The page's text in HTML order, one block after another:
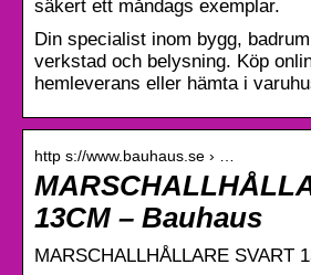
säkert ett måndags exemplar.
Din specialist inom bygg,
verkstad och belysning. Köp
hemleverans eller hämta i
http s://www.bauhaus.se › …
13CM – Bauhaus
MARSCHALLHÅLLARE SVART